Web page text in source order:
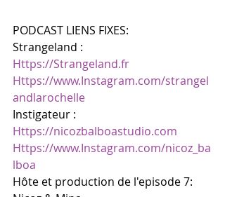
PODCAST LIENS FIXES:
Strangeland :
Https://Strangeland.fr
Https://www.Instagram.com/strangel
andlarochelle
Instigateur :
Https://nicozbalboastudio.com
Https://www.Instagram.com/nicoz_ba
lboa
Hôte et production de l'episode 7: